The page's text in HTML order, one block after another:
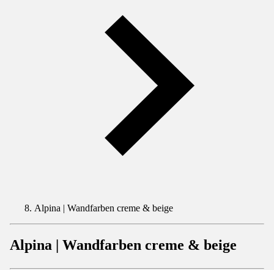
Alpina | Wandfarben creme & beige
Alpina | Wandfarben creme & beige